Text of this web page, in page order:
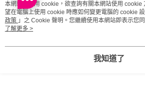
熱門標籤
熱銷排行
本網站中使用 cookie，欲查詢有關本網站使用 cookie
望在電腦上使用 cookie 時應如何變更電腦的 cookie
政策 」之 Cookie 聲明。您繼續使用本網站即表示您
條款之 Cookie 聲明使用 cookie。
了解更多 >
我知道了